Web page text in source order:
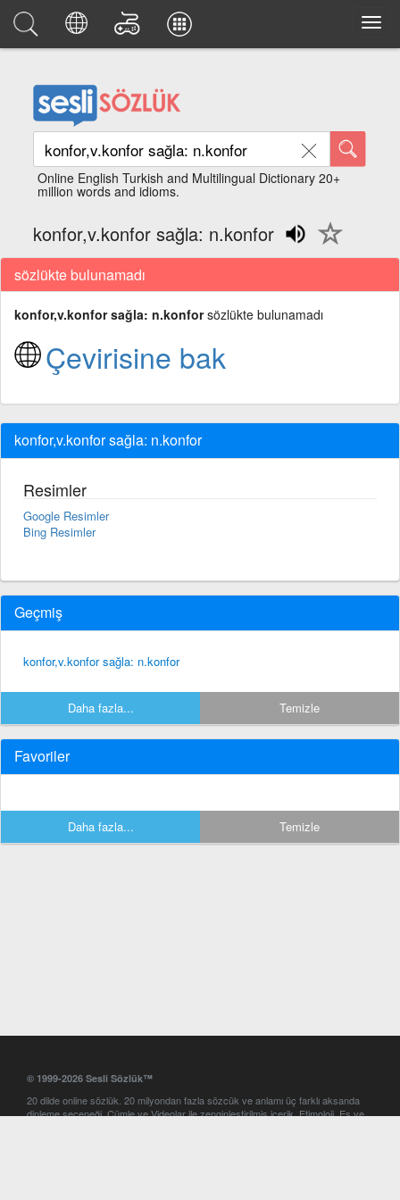
Online English Turkish and Multilingual Dictionary 20+
million words and idioms.
konfor,v.konfor sağla: n.konfor
sözlükte bulunamadı
konfor,v.konfor sağla: n.konforsözlükte bulunamadı
Çevirisine bak
konfor,v.konfor sağla: n.konfor
Resimler
Google Resimler
Bing Resimler
Geçmiş
konfor,v.konfor sağla: n.konfor
Daha fazla... Temizle
Favoriler
Daha fazla... Temizle
© 1999-2026 Sesli Sözlük™
20 dilde online sözlük. 20 milyondan fazla sözcük ve anlamı üç farklı aksanda
dinleme seçeneği. Cümle ve Videolar ile zenginleştirilmiş içerik. Etimoloji, Eş ve